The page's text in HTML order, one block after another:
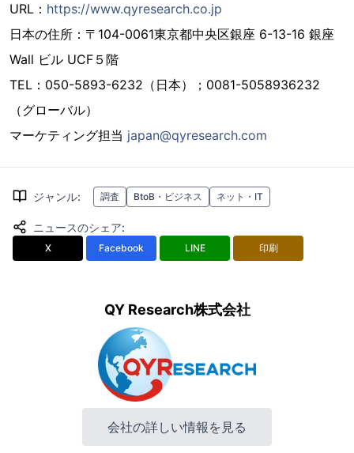
URL： https://www.qyresearch.co.jp
日本の住所：〒104-0061東京都中央区銀座 6-13-16 銀座
Wall ビル UCF５階
TEL：050-5893-6232（日本）；0081-5058936232
（グローバル）
マーケティング担当 japan@qyresearch.com
ジャンル: 調査 BtoB・ビジネス ネット・IT
ニュースのシェア:
X Facebook LINE 印刷
QY Research株式会社
会社の詳しい情報を見る